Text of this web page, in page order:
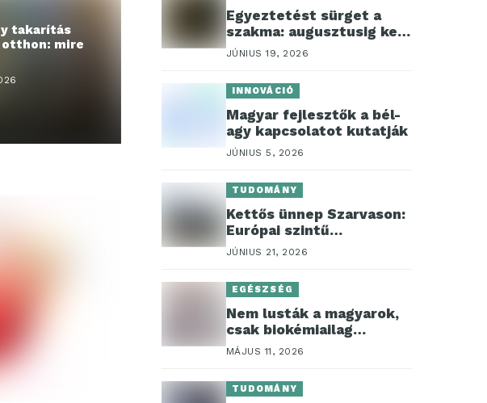
takarítás
mire
Egyeztetést sürget a
szakma: augusztusig kell
szabályozni a
vendégmunkás helyzetet
JÚNIUS 19, 2026
INNOVÁCIÓ
Magyar fejlesztők a bél-
agy kapcsolatot kutatják
JÚNIUS 5, 2026
TUDOMÁNY
Kettős ünnep Szarvason:
Európai szintű
génmegőrzési
beruházást adtak át és
megkezdődött az 50.
Halászati Tudományos
Tanácskozás
JÚNIUS 21, 2026
EGÉSZSÉG
Nem lusták a magyarok,
csak biokémiailag
kimerültek
MÁJUS 11, 2026
TUDOMÁNY